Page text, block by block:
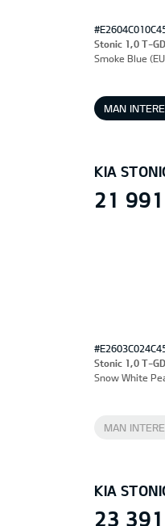
Stonic 1,0 T-
Smoke Blue
MAN
KIA
21
Stonic 1,0 T-
Snow White
MAN
KIA
23